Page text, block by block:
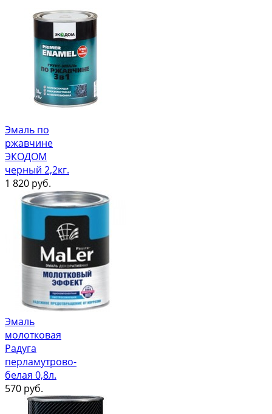
Эмаль по
ржавчине
ЭКОДОМ
черный 2,2кг.
1 820 руб.
Эмаль
молотковая
Радуга
перламутрово-
белая 0,8л.
570 руб.